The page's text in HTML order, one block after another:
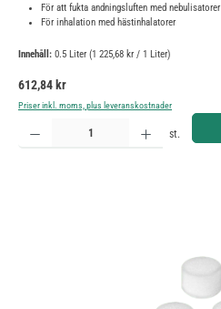
För att fukta andningsluften med nebulisatorer
För inhalation med hästinhalatorer
Innehåll: 0.5 Liter (1 225,68 kr / 1 Liter)
Ordinarie pris:
612,84 kr
Priser inkl. moms, plus leveranskostnader
Produktkvantitet: Ange önskat belopp eller använd
st.